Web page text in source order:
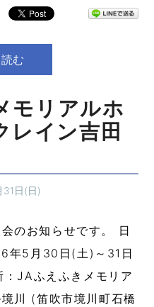
む
モリアルホ
レイン吉田
31日(日)
のお知らせです。 日
年5月30日(土)～31日
JAふえふきメモリア
川 (笛吹市境川町石橋